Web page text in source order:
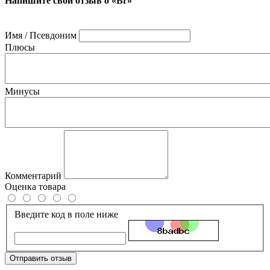
Имя / Псевдоним
Плюсы
Минусы
Комментарий
Оценка товара
Введите код в поле ниже
Отправить отзыв